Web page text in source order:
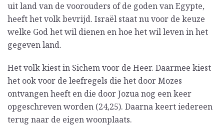
uit land van de voorouders of de goden van Egypte,
heeft het volk bevrijd. Israël staat nu voor de keuze
welke God het wil dienen en hoe het wil leven in het
gegeven land.
Het volk kiest in Sichem voor de Heer. Daarmee kiest
het ook voor de leefregels die het door Mozes
ontvangen heeft en die door Jozua nog een keer
opgeschreven worden (24,25). Daarna keert iedereen
terug naar de eigen woonplaats.